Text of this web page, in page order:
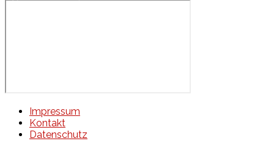
Impressum
Kontakt
Datenschutz